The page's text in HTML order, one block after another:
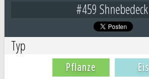
#459 Shnebedeck
Typ
Pflanze Eis